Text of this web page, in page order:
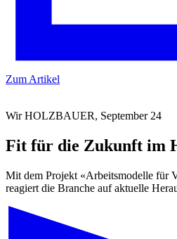
Zum Artikel
Wir HOLZBAUER, September 24
Fit für die Zukunft im
Mit dem Projekt «Arbeitsmodelle für
reagiert die Branche auf aktuelle